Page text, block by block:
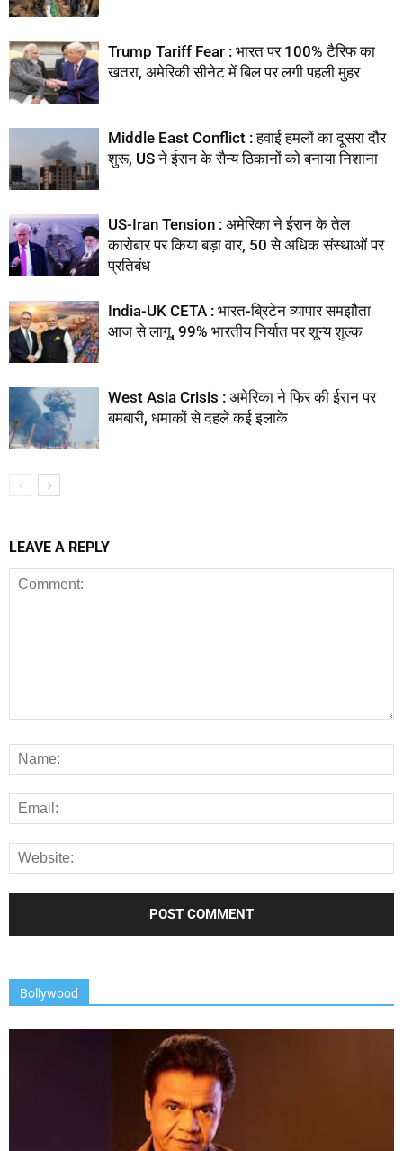
Trump Tariff Fear : भारत पर 100% टैरिफ का
खतरा, अमेरिकी सीनेट में बिल पर लगी पहली मुहर
Middle East Conflict : हवाई हमलों का दूसरा दौर
शुरू, US ने ईरान के सैन्य ठिकानों को बनाया निशाना
US-Iran Tension : अमेरिका ने ईरान के तेल
कारोबार पर किया बड़ा वार, 50 से अधिक संस्थाओं पर
प्रतिबंध
India-UK CETA : भारत-ब्रिटेन व्यापार समझौता
आज से लागू, 99% भारतीय निर्यात पर शून्य शुल्क
West Asia Crisis : अमेरिका ने फिर की ईरान पर
बमबारी, धमाकों से दहले कई इलाके
LEAVE A REPLY
Bollywood